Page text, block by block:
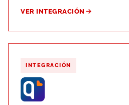
VER INTEGRACIÓN
INTEGRACIÓN